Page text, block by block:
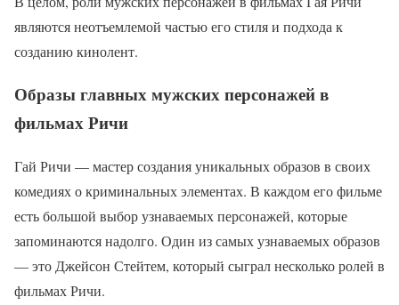
являются неотъемлемой частью его стиля и подхода к
созданию кинолент.
Образы главных мужских персонажей в
фильмах Ричи
Гай Ричи — мастер создания уникальных образов в своих
комедиях о криминальных элементах. В каждом его фильме
есть большой выбор узнаваемых персонажей, которые
запоминаются надолго. Один из самых узнаваемых образов
— это Джейсон Стейтем, который сыграл несколько ролей в
фильмах Ричи.